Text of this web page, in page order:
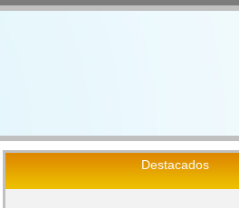
Destacados